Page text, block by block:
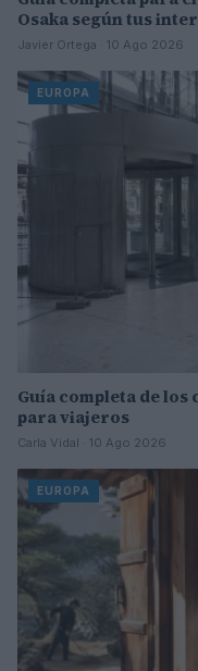
Osaka según tus
Javier Ortega · 10 Ago 2026
EUROPA
Guía completa de
para viajeros
Carla Vidal · 10 Ago 2026
EUROPA